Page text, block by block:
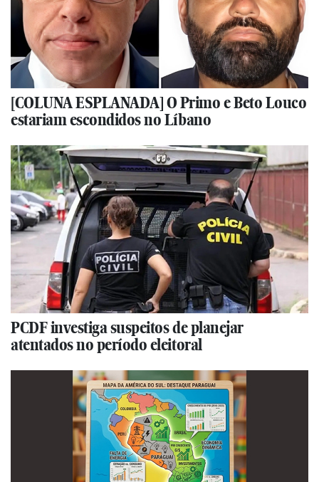
[COLUNA ESPLANADA] O Primo e Beto Louco
estariam escondidos no Líbano
PCDF investiga suspeitos de planejar
atentados no período eleitoral